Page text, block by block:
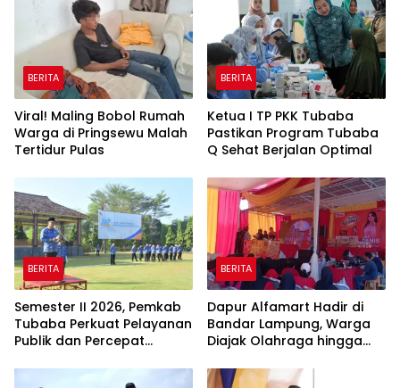
BERITA
Viral! Maling Bobol Rumah
Warga di Pringsewu Malah
Tertidur Pulas
BERITA
Ketua I TP PKK Tubaba
Pastikan Program Tubaba
Q Sehat Berjalan Optimal
BERITA
Semester II 2026, Pemkab
Tubaba Perkuat Pelayanan
Publik dan Percepat
BERITA
Dapur Alfamart Hadir di
Bandar Lampung, Warga
Diajak Olahraga hingga